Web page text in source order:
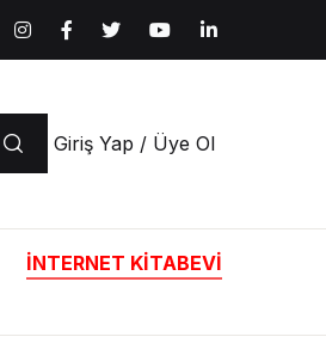
Giriş Yap / Üye Ol
İNTERNET KİTABEVİ